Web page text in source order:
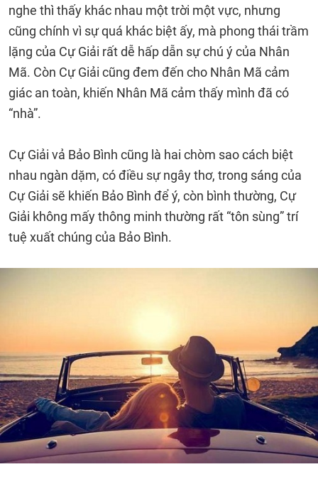
nghe thì thấy khác nhau một trời một vực, nhưng
cũng chính vì sự quá khác biệt ấy, mà phong thái trầm
lặng của Cự Giải rất dễ hấp dẫn sự chú ý của Nhân
Mã. Còn Cự Giải cũng đem đến cho Nhân Mã cảm
giác an toàn, khiến Nhân Mã cảm thấy mình đã có
“nhà”.
Cự Giải vả Bảo Bình cũng là hai chòm sao cách biệt
nhau ngàn dặm, có điều sự ngây thơ, trong sáng của
Cự Giải sẽ khiến Bảo Bình để ý, còn bình thường, Cự
Giải không mấy thông minh thường rất “tôn sùng” trí
tuệ xuất chúng của Bảo Bình.